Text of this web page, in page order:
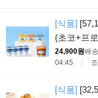
[식품]
(초코+프
24,900원배
04:45
[식품]